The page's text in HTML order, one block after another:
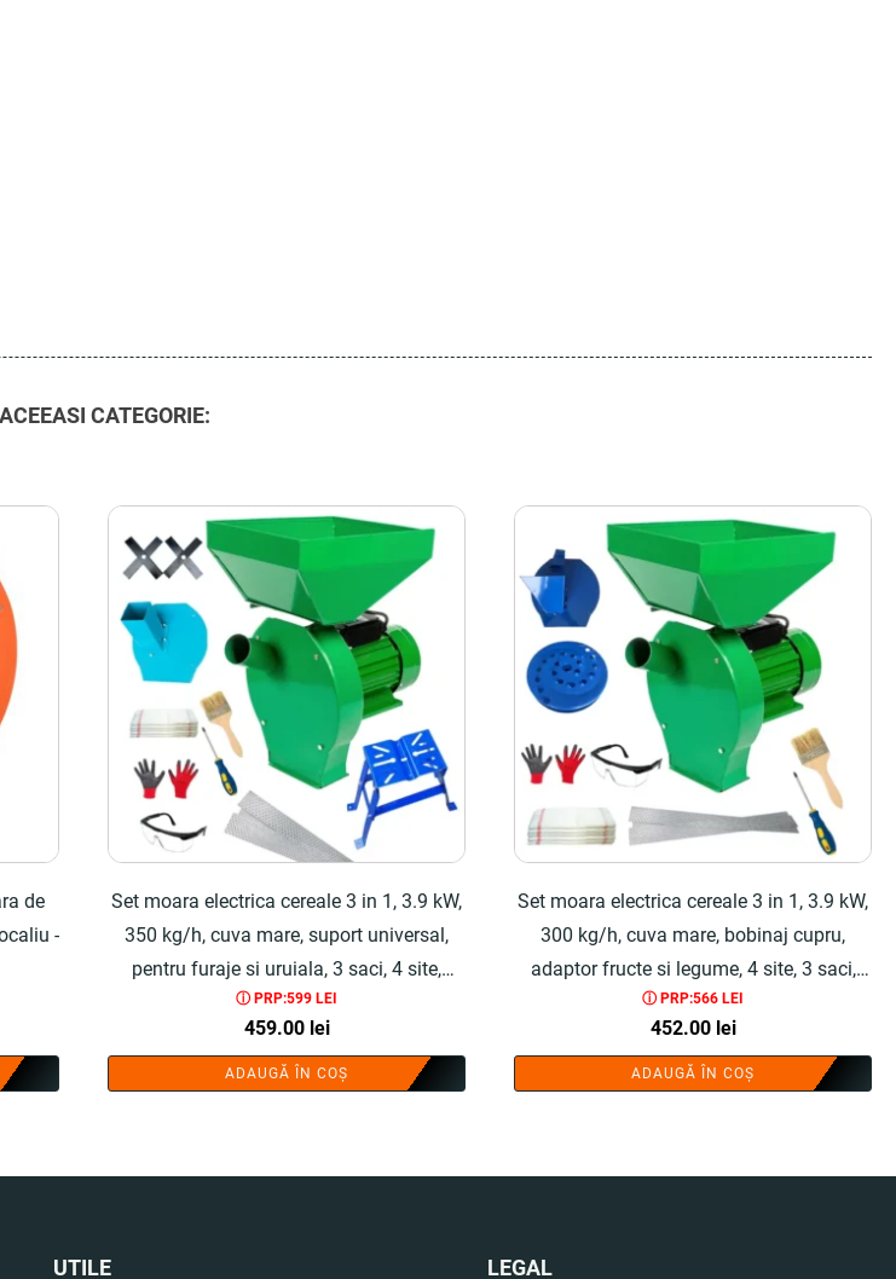
CATEGORIE:
de
-
Set moara electrica cereale 3 in 1, 3.9 kW,
350 kg/h, cuva mare, suport universal,
pentru furaje si uruiala, 3 saci, 4 site,
manusi, ochelari, surubelnita, perie - COBI
SMART®
ⓘ PRP:599 LEI
459.00 lei
ADAUGĂ ÎN COȘ
Set moara electrica cereale 3 in 1, 3.9 kW,
300 kg/h, cuva mare, bobinaj cupru,
adaptor fructe si legume, 4 site, 3 saci,
manusi, ochelari, surubelnita, perie - COBI
SMART®
ⓘ PRP:566 LEI
452.00 lei
ADAUGĂ ÎN COȘ
UTILE LEGAL